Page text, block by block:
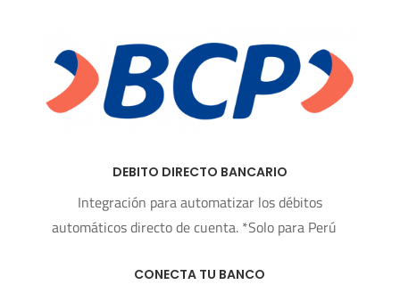
DEBITO DIRECTO BANCARIO
Integración para automatizar los débitos
automáticos directo de cuenta. *Solo para Perú
CONECTA TU BANCO